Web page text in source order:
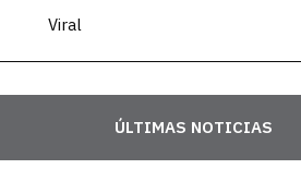
Viral
ÚLTIMAS NOTICIAS